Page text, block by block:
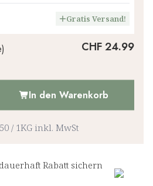
Gratis Versand!
)
CHF 24.99
In den Warenkorb
/ 1KG inkl. MwSt
Rabatt sichern